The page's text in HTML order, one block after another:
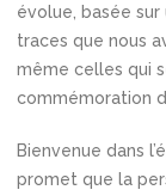
évolue, basée
traces que nous
même celles qui
commémoration
Bienvenue dans
promet que la